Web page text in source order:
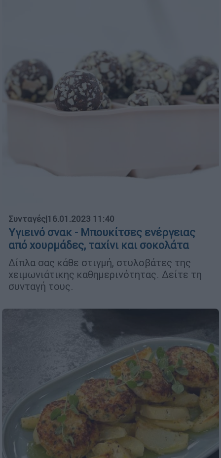
Συνταγές|16.01.2023 11:40
Υγιεινό σνακ - Μπουκίτσες ενέργειας
από χουρμάδες, ταχίνι και σοκολάτα
Δίπλα σας κάθε στιγμή, στυλοβάτες της
χειμωνιάτικης καθημερινότητας. Δείτε τη
συνταγή τους.